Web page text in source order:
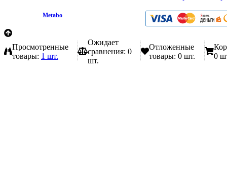
Metabo
Просмотренные
товары: 1 шт.
Ожидает
сравнения: 0
шт.
Отложенные
товары: 0 шт.
0